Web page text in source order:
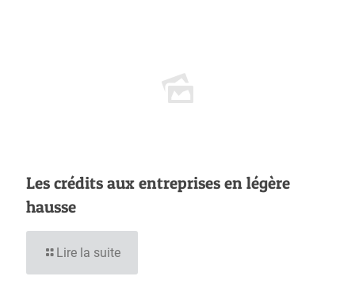
Les crédits aux entreprises en légère
hausse
Lire la suite